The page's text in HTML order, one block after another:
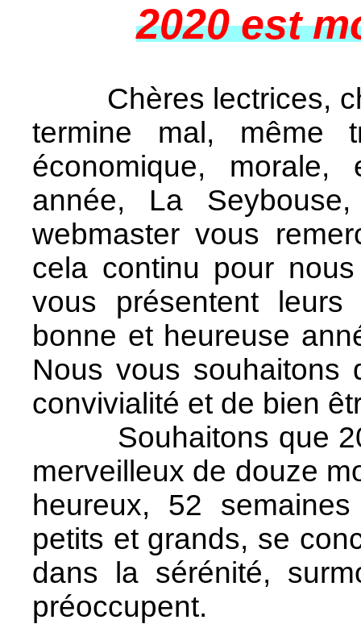
2020 est
Chères lectrices,
termine mal,
économique,
année, La
webmaster vous
cela continu pour
vous présentent
bonne et heureuse
Nous vous souhaitons
convivialité et de bien
Souhaitons que
merveilleux de douze
heureux, 52
petits et grands, se
dans la sérénité,
préoccupent.